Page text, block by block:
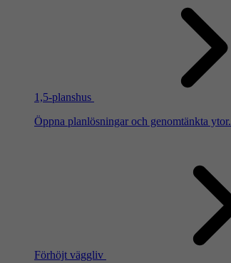
1,5-planshus
Öppna planlösningar och genomtänkta ytor.
Förhöjt väggliv